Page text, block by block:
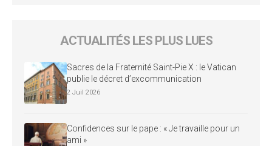
ACTUALITÉS LES PLUS LUES
Sacres de la Fraternité Saint-Pie X : le Vatican
publie le décret d’excommunication
2 Juil 2026
Confidences sur le pape : « Je travaille pour un
ami »